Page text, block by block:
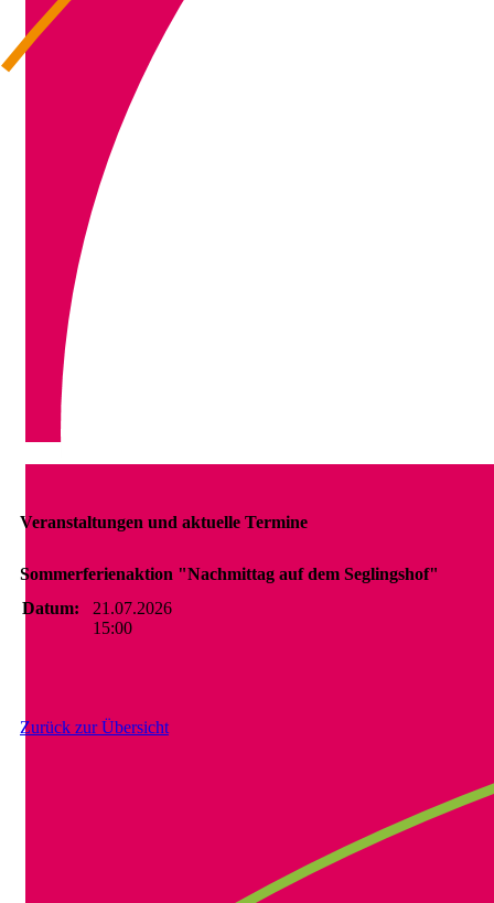
Veranstaltungen und aktuelle Termine
Sommerferienaktion "Nachmittag auf dem Seglingshof"
Datum:
21.07.2026
15:00
Zurück zur Übersicht